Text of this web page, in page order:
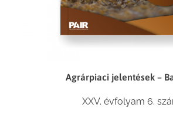
Agrárpiaci jelentések –
XXV. évfolyam 6.